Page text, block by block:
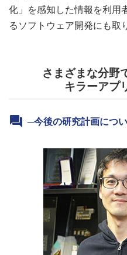
化」を感知した情報を利用
るソフトウェア開発にも取
さまざまな分野
キラーアプ
─今後の研究計画につ